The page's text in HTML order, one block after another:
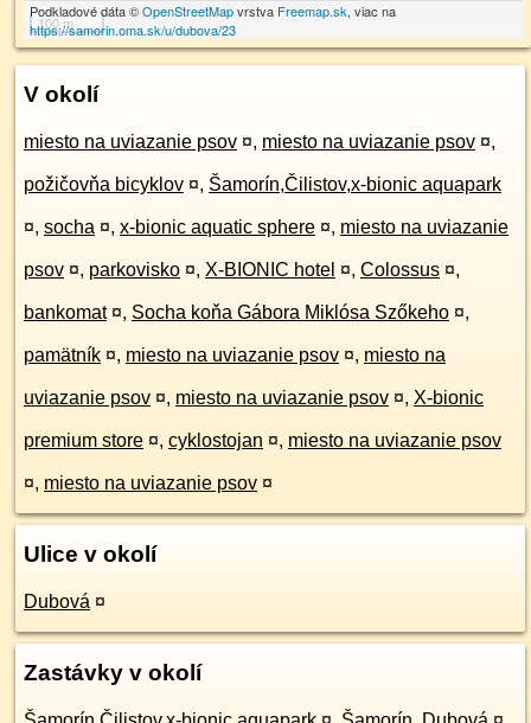
100 m
Podkladové dáta ©OpenStreetMapvrstva Freemap.sk, viac na
https://samorin.oma.sk/u/dubova/23
V okolí
miesto na uviazanie psov ¤, miesto na uviazanie psov ¤,
požičovňa bicyklov ¤, Šamorín,Čilistov,x-bionic aquapark
¤, socha ¤, x-bionic aquatic sphere ¤, miesto na uviazanie
psov ¤, parkovisko ¤, X-BIONIC hotel ¤, Colossus ¤,
bankomat ¤, Socha koňa Gábora Miklósa Szőkeho ¤,
pamätník ¤, miesto na uviazanie psov ¤, miesto na
uviazanie psov ¤, miesto na uviazanie psov ¤, X-bionic
premium store ¤, cyklostojan ¤, miesto na uviazanie psov
¤, miesto na uviazanie psov ¤
Ulice v okolí
Dubová ¤
Zastávky v okolí